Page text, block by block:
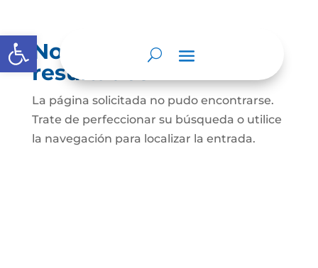
Abrir barra de herramientas
No se encontraron
resultados
La página solicitada no pudo encontrarse.
Trate de perfeccionar su búsqueda o utilice
la navegación para localizar la entrada.